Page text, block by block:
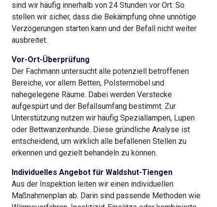
sind wir häufig innerhalb von 24 Stunden vor Ort. So
stellen wir sicher, dass die Bekämpfung ohne unnötige
Verzögerungen starten kann und der Befall nicht weiter
ausbreitet.
Vor-Ort-Überprüfung
Der Fachmann untersucht alle potenziell betroffenen
Bereiche, vor allem Betten, Polstermöbel und
nahegelegene Räume. Dabei werden Verstecke
aufgespürt und der Befallsumfang bestimmt. Zur
Unterstützung nutzen wir häufig Speziallampen, Lupen
oder Bettwanzenhunde. Diese gründliche Analyse ist
entscheidend, um wirklich alle befallenen Stellen zu
erkennen und gezielt behandeln zu können.
Individuelles Angebot für Waldshut-Tiengen
Aus der Inspektion leiten wir einen individuellen
Maßnahmenplan ab. Darin sind passende Methoden wie